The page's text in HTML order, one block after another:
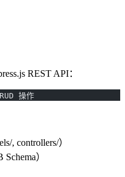
REST API：
操作
, controllers/）
）